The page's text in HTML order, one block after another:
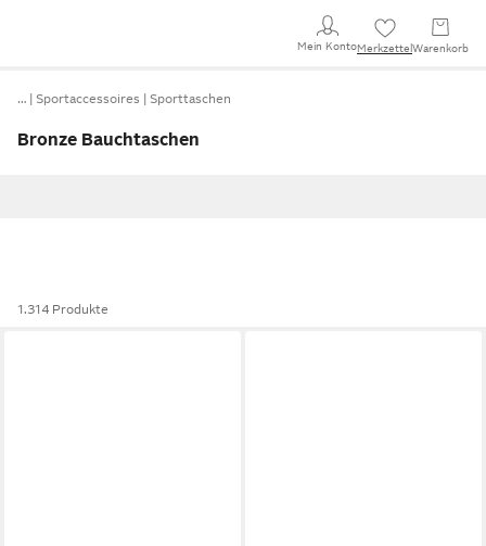
Mein KontoMerkzettel Warenkorb
… Sportaccessoires Sporttaschen
Bronze Bauchtaschen
1.314 Produkte